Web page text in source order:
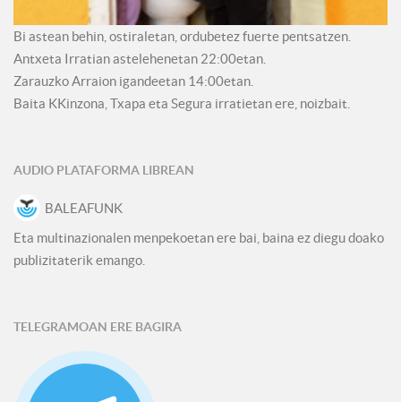
Bi astean behin, ostiraletan, ordubetez fuerte pentsatzen.
Antxeta Irratian astelehenetan 22:00etan.
Zarauzko Arraion igandeetan 14:00etan.
Baita KKinzona, Txapa eta Segura irratietan ere, noizbait.
AUDIO PLATAFORMA LIBREAN
BALEAFUNK
Eta multinazionalen menpekoetan ere bai, baina ez diegu doako
publizitaterik emango.
TELEGRAMOAN ERE BAGIRA